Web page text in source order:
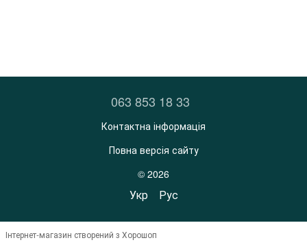
063 853 18 33
Контактна інформація
Повна версія сайту
© 2026
Укр Рус
Інтернет-магазин створений з Хорошоп